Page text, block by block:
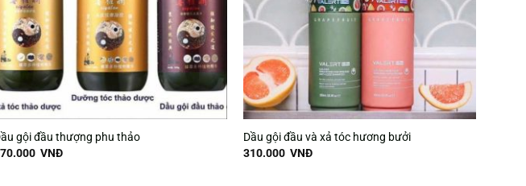
gội đầu thượng phu thảo
VNĐ
Dầu gội đầu và xả tóc hương bưởi
310.000 VNĐ